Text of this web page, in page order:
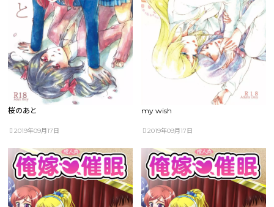
桜のあと
2019年09月17日
my wish
2019年09月17日